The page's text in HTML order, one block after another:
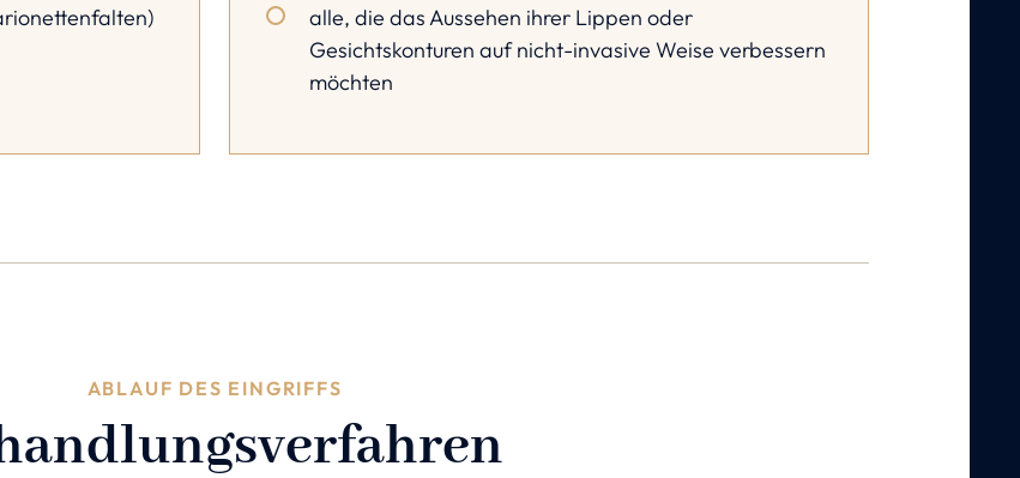
alle, die das Aussehen ihrer Lippen oder
Gesichtskonturen auf nicht-invasive Weise verbessern
möchten
ABLAUF DES EINGRIFFS